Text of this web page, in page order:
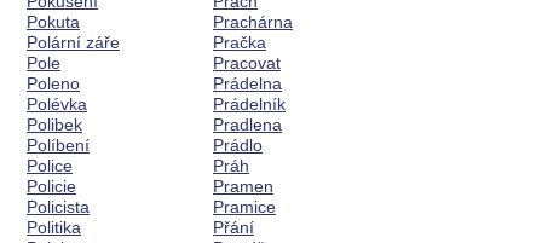
Pokuta
Polární záře
Pole
Poleno
Polévka
Polibek
Políbení
Police
Policie
Policista
Politika
Prachárna
Pračka
Pracovat
Prádelna
Prádelník
Pradlena
Prádlo
Práh
Pramen
Pramice
Přání